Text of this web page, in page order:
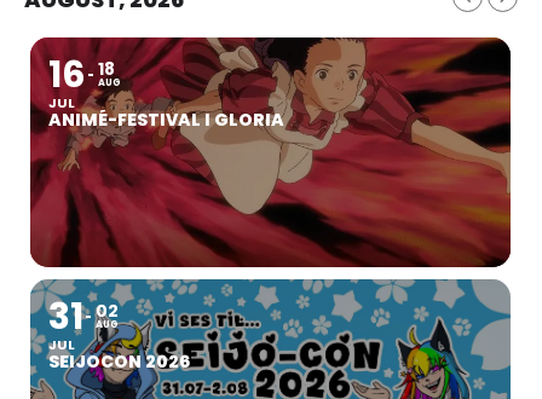
16
JUL
18
AUG
ANIMÉ-FESTIVAL I GLORIA
31
JUL
02
AUG
SEIJOCON 2026